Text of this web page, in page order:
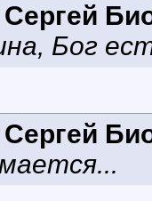
Сергей
Бог
Сергей